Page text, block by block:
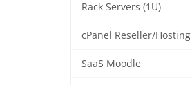
Rack Servers (1U)
cPanel Reseller/Hosting
SaaS Moodle